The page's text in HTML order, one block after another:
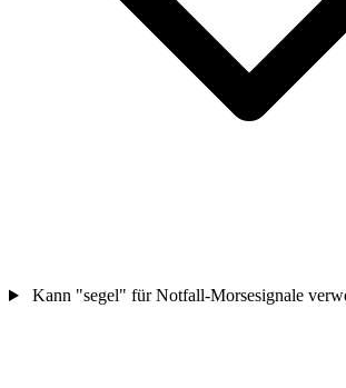
Kann "segel" für Notfall-Morsesignale